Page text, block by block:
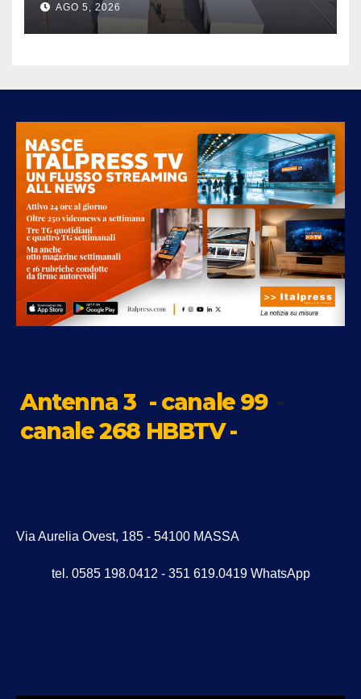
TRASPARENZA E REGOLE
CHIARE”
AGO 5, 2026
Antenna 3 - canale 99 -
canale 268 HBBTV -
Via Aurelia Ovest, 185 - 54100 MASSA
tel. 0585 198.0412 - 351 619.0419 WhatsApp